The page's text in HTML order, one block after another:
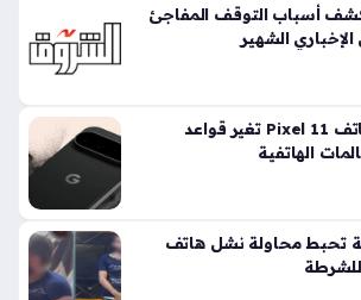
الذكية عالية الأداء حيث تستعد الشركة
ساعات قليلة، وتأتي هذه الخطوة
أسباب التوقف المفاجئ
الشهير
ميزة HiLight في هاتف Pixel 11 تغير قواعد
الهاتفية
تحبط محاولة نشل هاتف